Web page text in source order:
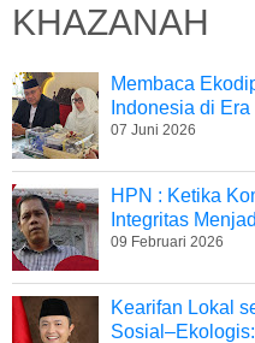
KHAZANAH
Membaca
Indonesia di
07 Juni 2026
HPN : Ketika
Integritas
09 Februari 2026
Kearifan Lokal